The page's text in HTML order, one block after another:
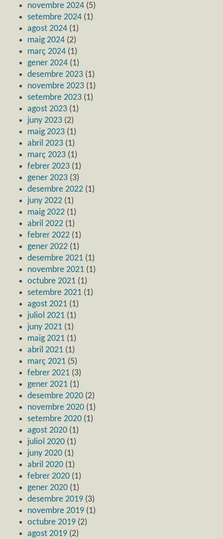
novembre 2024 (5)
setembre 2024 (1)
agost 2024 (1)
maig 2024 (2)
març 2024 (1)
gener 2024 (1)
desembre 2023 (1)
novembre 2023 (1)
setembre 2023 (1)
agost 2023 (1)
juny 2023 (2)
maig 2023 (1)
abril 2023 (1)
març 2023 (1)
febrer 2023 (1)
gener 2023 (3)
desembre 2022 (1)
juny 2022 (1)
maig 2022 (1)
abril 2022 (1)
febrer 2022 (1)
gener 2022 (1)
desembre 2021 (1)
novembre 2021 (1)
octubre 2021 (1)
setembre 2021 (1)
agost 2021 (1)
juliol 2021 (1)
juny 2021 (1)
maig 2021 (1)
abril 2021 (1)
març 2021 (5)
febrer 2021 (3)
gener 2021 (1)
desembre 2020 (2)
novembre 2020 (1)
setembre 2020 (1)
agost 2020 (1)
juliol 2020 (1)
juny 2020 (1)
abril 2020 (1)
febrer 2020 (1)
gener 2020 (1)
desembre 2019 (3)
novembre 2019 (1)
octubre 2019 (2)
agost 2019 (2)